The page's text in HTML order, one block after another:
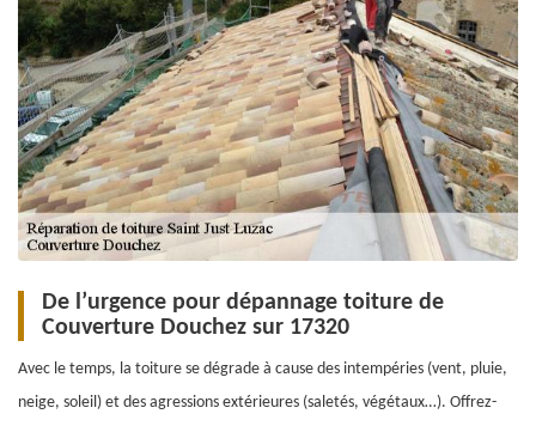
De l’urgence pour dépannage toiture de
Couverture Douchez sur 17320
Avec le temps, la toiture se dégrade à cause des intempéries (vent, pluie,
neige, soleil) et des agressions extérieures (saletés, végétaux…). Offrez-